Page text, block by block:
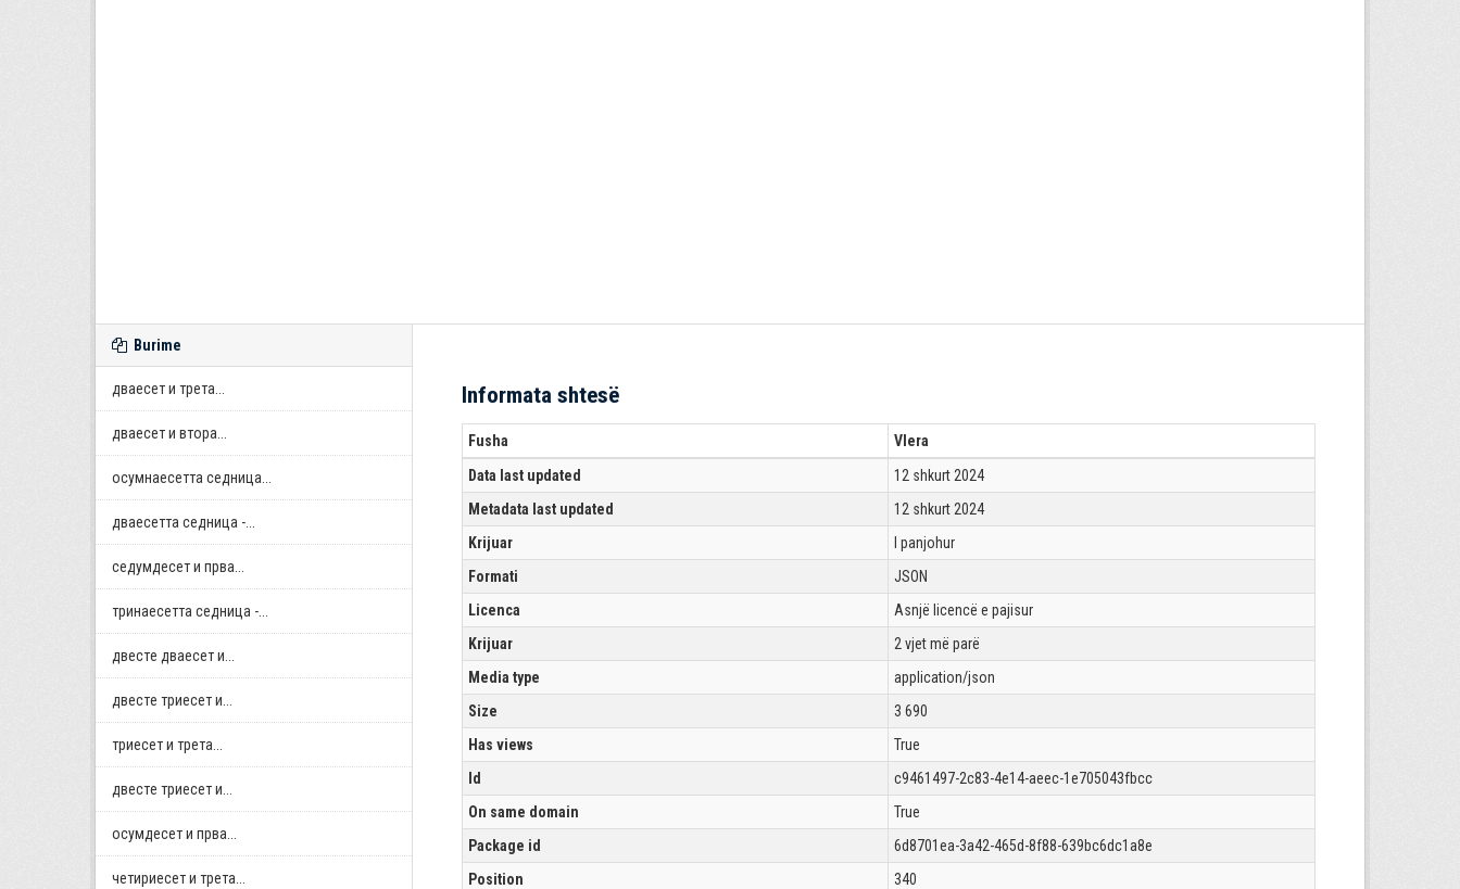
Burime
дваесет и трета...
дваесет и втора...
осумнaесетта седница...
дваесетта седница -...
седумдесет и прва...
тринаесетта седница -...
двестe дваесет и...
двестe триесет и...
триесет и трета...
двестe триесет и...
осумдесет и прва...
четириесет и трета...
Informata shtesë
Fusha
Vlera
Data last updated
12 shkurt 2024
Metadata last updated
12 shkurt 2024
Krijuar
I panjohur
Formati
JSON
Licenca
Asnjë licencë e pajisur
Krijuar
2 vjet më parë
Media type
application/json
Size
3 690
Has views
True
Id
c9461497-2c83-4e14-aeec-1e705043fbcc
On same domain
True
Package id
6d8701ea-3a42-465d-8f88-639bc6dc1a8e
Position
340